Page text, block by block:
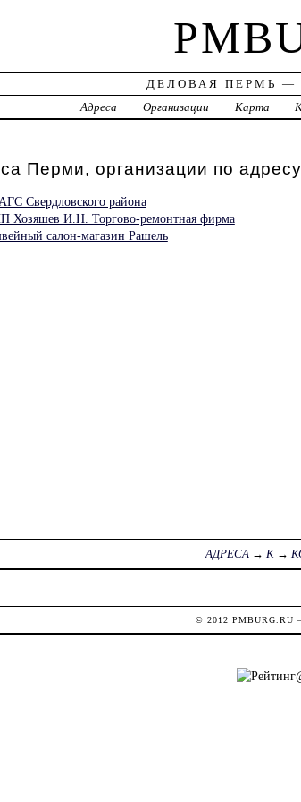
ДЕЛОВАЯ ПЕРМЬ —
Адреса
Организации Карта
Перми, организации по
Свердловского района
Хозяшев И.Н. Торгово-ремонтная фирма
салон-магазин Рашель
АДРЕСА→ К→
© 2012 PMBURG.RU